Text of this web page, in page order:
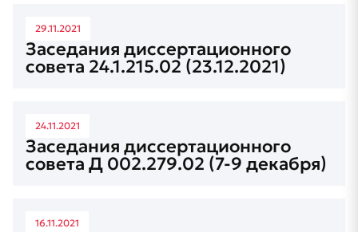
29.11.2021
Заседания диссертационного
совета 24.1.215.02 (23.12.2021)
24.11.2021
Заседания диссертационного
совета Д 002.279.02 (7-9 декабря)
16.11.2021